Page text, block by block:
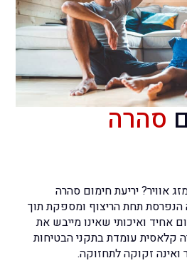
סהרה
אוויר? יריעת חימום סהרה
הנפרסת תחת הריצוף ומספקת תוך
אחיד ואיכותי שאינו מייבש את
קלאסית עומדת בתקני הבטיחות
ואינה זקוקה לתחזוקה.